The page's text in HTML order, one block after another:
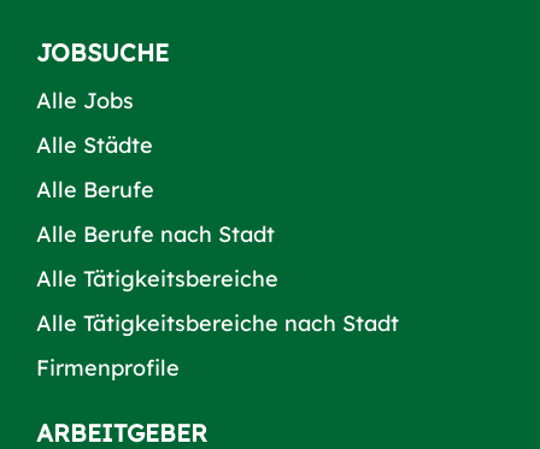
JOBSUCHE
Alle Jobs
Alle Städte
Alle Berufe
Alle Berufe nach Stadt
Alle Tätigkeitsbereiche
Alle Tätigkeitsbereiche nach Stadt
Firmenprofile
ARBEITGEBER